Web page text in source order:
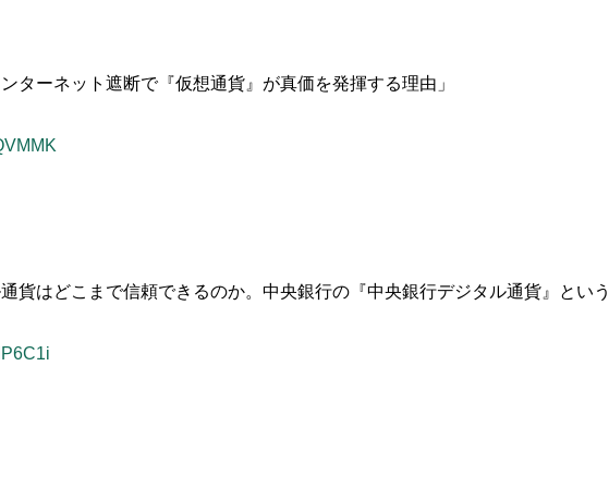
ンターネット遮断で『仮想通貨』が真価を発揮する理由」
通貨はどこまで信頼できるのか。中央銀行の『中央銀行デジタル通貨』という